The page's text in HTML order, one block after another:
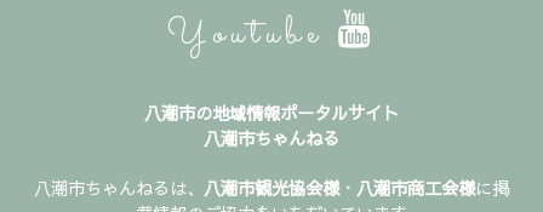
Youtube
八潮市の地域情報ポータルサイト
八潮市ちゃんねる
八潮市ちゃんねるは、 八潮市観光協会様・ 八潮市商工会様に掲